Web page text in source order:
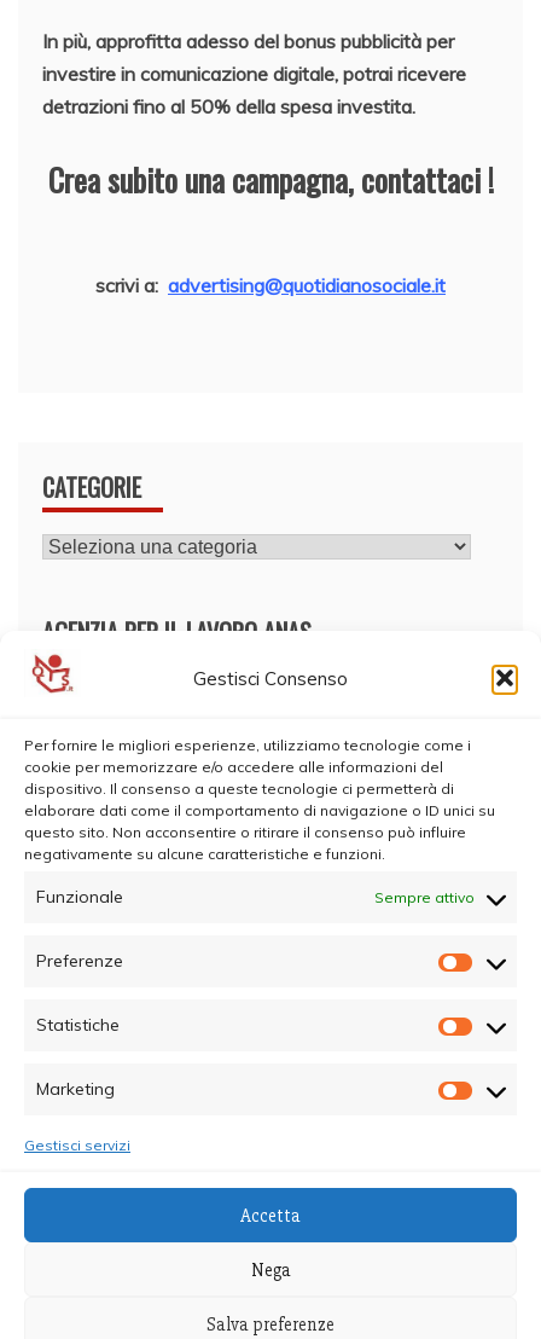
Gestisci Consenso
Per fornire le migliori esperienze, utilizziamo tecnologie come i
cookie per memorizzare e/o accedere alle informazioni del
dispositivo. Il consenso a queste tecnologie ci permetterà di
elaborare dati come il comportamento di navigazione o ID unici su
questo sito. Non acconsentire o ritirare il consenso può influire
negativamente su alcune caratteristiche e funzioni.
Funzionale Sempre attivo
Preferenze
Statistiche
Marketing
Gestisci servizi
Accetta
Nega
Salva preferenze
In più, approfitta adesso del bonus pubblicità per
investire in comunicazione digitale, potrai ricevere
detrazioni fino al 50% della spesa investita.
Crea subito una campagna, contattaci !
scrivi a: advertising@quotidianosociale.it
CATEGORIE
CATEGORIE
AGENZIA PER IL LAVORO ANAS
96015470825 - Testata Giornalistica online Registrata
al Tribunale di Palermo - Direttore Responsabile dott.ssa
Proudly powered by WordPress|Theme: Recent News